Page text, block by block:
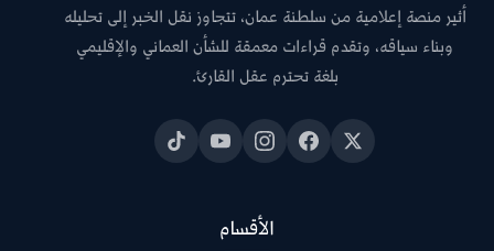
أثير منصة إعلامية من سلطنة عمان، تتجاوز نقل الخبر إلى تحليله
وبناء سياقه، وتقدم قراءات معمقة للشأن العماني والإقليمي
بلغة تحترم عقل القارئ.
الأقسام